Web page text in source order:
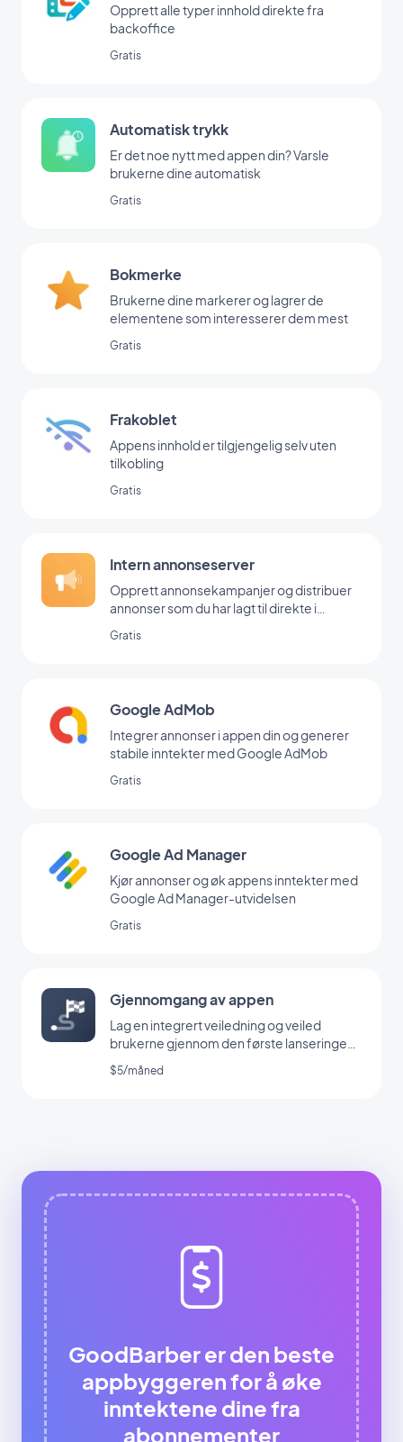
Opprett alle typer innhold direkte fra
backoffice
Gratis
Automatisk trykk
Er det noe nytt med appen din? Varsle
brukerne dine automatisk
Gratis
Bokmerke
Brukerne dine markerer og lagrer de
elementene som interesserer dem mest
Gratis
Frakoblet
Appens innhold er tilgjengelig selv uten
tilkobling
Gratis
Intern annonseserver
Opprett annonsekampanjer og distribuer
annonser som du har lagt til direkte i
Gratis
Google AdMob
Integrer annonser i appen din og generer
stabile inntekter med Google AdMob
Gratis
Google Ad Manager
Kjør annonser og øk appens inntekter med
Google Ad Manager-utvidelsen
Gratis
Gjennomgang av appen
Lag en integrert veiledning og veiled
brukerne gjennom den første lanseringen
av appen din
$5/måned
GoodBarber er den beste
appbyggeren for å øke
inntektene dine fra
abonnementer